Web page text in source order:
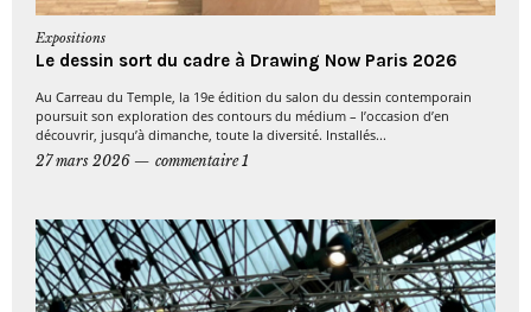
Expositions
Le dessin sort du cadre à Drawing Now Paris 2026
Au Carreau du Temple, la 19e édition du salon du dessin contemporain
poursuit son exploration des contours du médium – l’occasion d’en
découvrir, jusqu’à dimanche, toute la diversité. Installés...
27 mars 2026
commentaire 1